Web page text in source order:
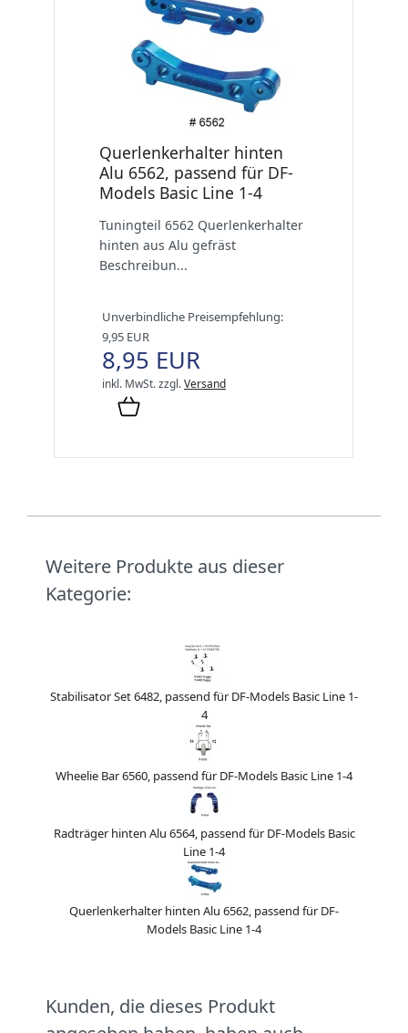
Querlenkerhalter hinten
Alu 6562, passend für DF-
Models Basic Line 1-4
Tuningteil 6562 Querlenkerhalter
hinten aus Alu gefräst
Beschreibun...
Unverbindliche Preisempfehlung:
9,95 EUR
8,95 EUR
inkl. MwSt.zzgl.Versand
Weitere Produkte aus dieser
Kategorie:
Stabilisator Set 6482, passend für DF-Models Basic Line 1-
4
Wheelie Bar 6560, passend für DF-Models Basic Line 1-4
Radträger hinten Alu 6564, passend für DF-Models Basic
Line 1-4
Querlenkerhalter hinten Alu 6562, passend für DF-
Models Basic Line 1-4
Kunden, die dieses Produkt